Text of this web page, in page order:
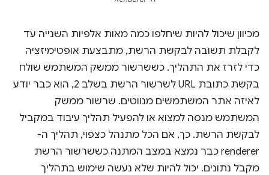
מכיוון שיכול להיות שיחלפו כמה מאות אלפיות השנייה עד
לקבלת תשובה לבקשת הרשת, מתבצעת אופטימיזציה
כדי לזרז את התהליך. כששרשור ממשק המשתמש שולח
בקשת כתובת URL לשרשור הרשת בשלב 2, הוא כבר יודע
לאיזה אתר המשתמשים מנווטים. שרשור ממשק
המשתמש מנסה למצוא או להפעיל תהליך עיבוד במקביל
לבקשת הרשת. כך, אם הכל מתנהל כצפוי, תהליך ה-
renderer כבר נמצא במצב המתנה כששרשור הרשת
מקבל נתונים. יכול להיות שלא נעשה שימוש בתהליך